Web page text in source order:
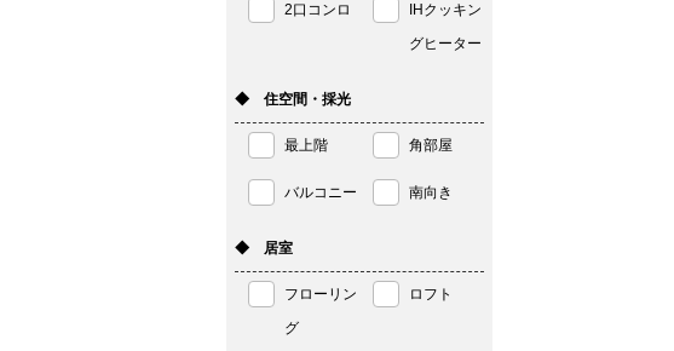
2口コンロ
IHクッキン
グヒーター
◆ 住空間・採光
最上階 角部屋
バルコニー 南向き
◆ 居室
フローリン
グ
ロフト